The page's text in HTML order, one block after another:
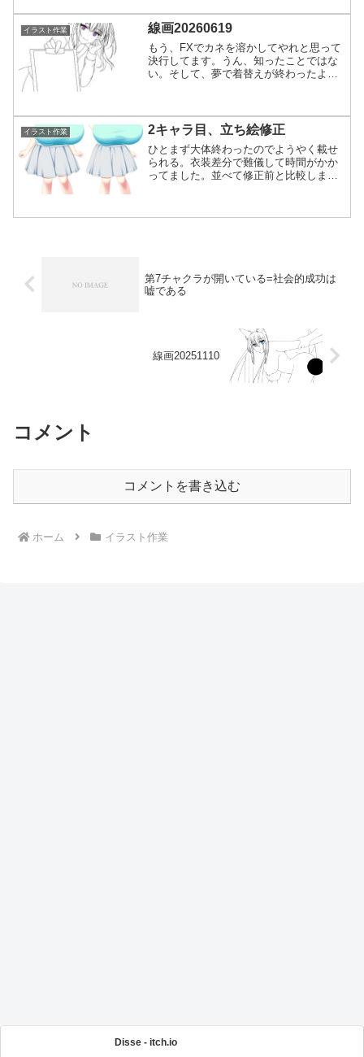
庭菜園とかやる気ないので。形だけで
す。次、「静かに毒を吐く彼...
イラスト作業 線画20260619
もう、FXでカネを溶かしてやれと思って
決行してます。うん、知ったことではな
い。そして、夢で着替えが終わったよう
定申告から排除さ...
イラスト作業 2キャラ目、立ち絵修正
ひとまず大体終わったのでようやく載せ
られる。衣装差分で難儀して時間がかか
ってました。並べて修正前と比較しまし
止、時間が進んだことによる落ち着きと
第7チャクラが開いている=社会的成功は
嘘である
線画20251110
コメント
コメントを書き込む
ホーム イラスト作業
Disse - itch.io